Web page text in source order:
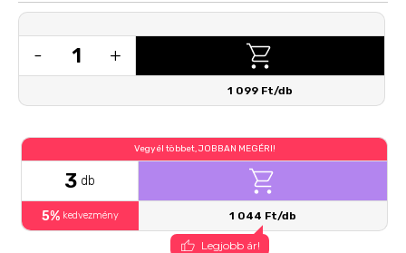
- 1 +
1 099 Ft/db
Vegyél többet, JOBBAN MEGÉRI!
3 db
5% kedvezmény 1 044 Ft/db
Legjobb ár!